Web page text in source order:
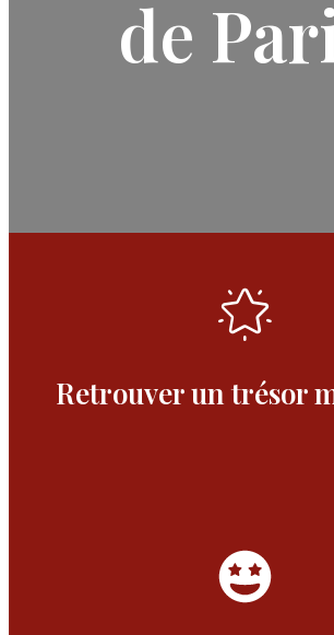
de
Retrouver un trésor